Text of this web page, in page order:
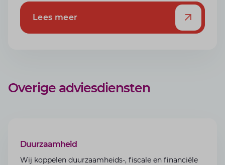
Lees meer
Overige adviesdiensten
Duurzaamheid
Wij koppelen duurzaamheids-, fiscale en financiële